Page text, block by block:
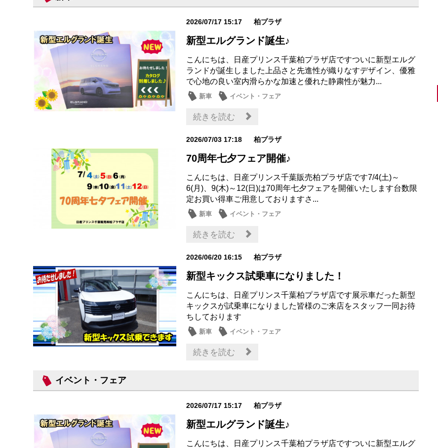
2026/07/17 15:17 柏プラザ
新型エルグランド誕生♪
こんにちは、日産プリンス千葉柏プラザ店ですついに新型エルグ
ランドが誕生しました上品さと先進性が織りなすデザイン、優雅
で心地の良い室内滑らかな加速と優れた静粛性が魅力...
新車 イベント・フェア
続きを読む
2026/07/03 17:18 柏プラザ
70周年七夕フェア開催♪
こんにちは、日産プリンス千葉販売柏プラザ店です7/4(土)～
6(月)、9(木)～12(日)は70周年七夕フェアを開催いたします台数限
定お買い得車ご用意しておりますさ...
新車 イベント・フェア
続きを読む
2026/06/20 16:15 柏プラザ
新型キックス試乗車になりました！
こんにちは、日産プリンス千葉柏プラザ店です展示車だった新型
キックスが試乗車になりました皆様のご来店をスタッフ一同お待
ちしております
新車 イベント・フェア
続きを読む
イベント・フェア
2026/07/17 15:17 柏プラザ
新型エルグランド誕生♪
こんにちは、日産プリンス千葉柏プラザ店ですついに新型エルグ